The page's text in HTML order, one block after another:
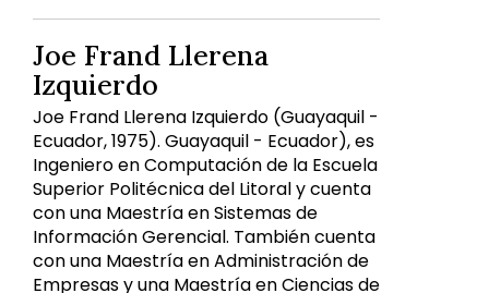
Joe Frand Llerena
Izquierdo
Joe Frand Llerena Izquierdo (Guayaquil -
Ecuador, 1975). Guayaquil - Ecuador), es
Ingeniero en Computación de la Escuela
Superior Politécnica del Litoral y cuenta
con una Maestría en Sistemas de
Información Gerencial. También cuenta
con una Maestría en Administración de
Empresas y una Maestría en Ciencias de